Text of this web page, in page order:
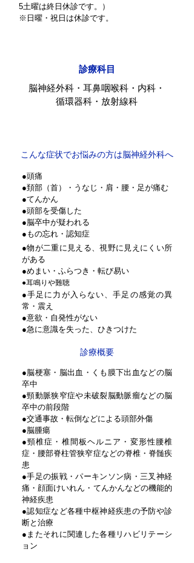
5土曜は終日休診です。）
※日曜・祝日は休診です。
診療科目
脳神経外科・耳鼻咽喉科・内科・
循環器科・放射線科
こんな症状でお悩みの方は脳神経外科へ
●頭痛
●頚部（首）・うなじ・肩・腰・足が痛む
●てんかん
●頭部を受傷した
●脳卒中が疑われる
●もの忘れ・認知症
診療概要
●脳梗塞・脳出血・くも膜下出血などの脳
卒中
●頸動脈狭窄症や未破裂脳動脈瘤などの脳
卒中の前段階
●交通事故・転倒などによる頭部外傷
●脳腫瘍
●頸椎症・椎間板ヘルニア・変形性腰椎
症・腰部脊柱管狭窄症などの脊椎・脊髄疾
患
●手足の振戦・パーキンソン病・三叉神経
痛・顔面けいれん・てんかんなどの機能的
神経疾患
●認知症など各種中枢神経疾患の予防や診
断と治療
●またそれに関連した各種リハビリテーシ
ョン
●物が二重に見える、視野に見えにくい所
がある
●めまい・ふらつき・転び易い
●耳鳴りや難聴
●手足に力が入らない、手足の感覚の異
常・震え
●意欲・自発性がない
●急に意識を失った、ひきつけた